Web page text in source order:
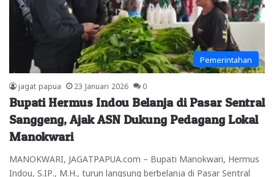
Pemerintahan
jagat papua 23 Januari 2026 0
Bupati Hermus Indou Belanja di Pasar Sentral
Sanggeng, Ajak ASN Dukung Pedagang Lokal
Manokwari
MANOKWARI, JAGATPAPUA.com – Bupati Manokwari, Hermus
Indou, S.IP., M.H., turun langsung berbelanja di Pasar Sentral